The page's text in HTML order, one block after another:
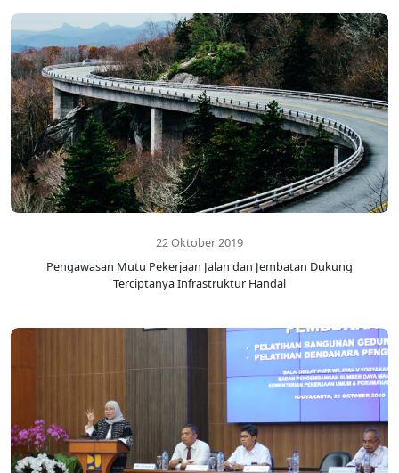
22 Oktober 2019
Pengawasan Mutu Pekerjaan Jalan dan Jembatan Dukung
Terciptanya Infrastruktur Handal